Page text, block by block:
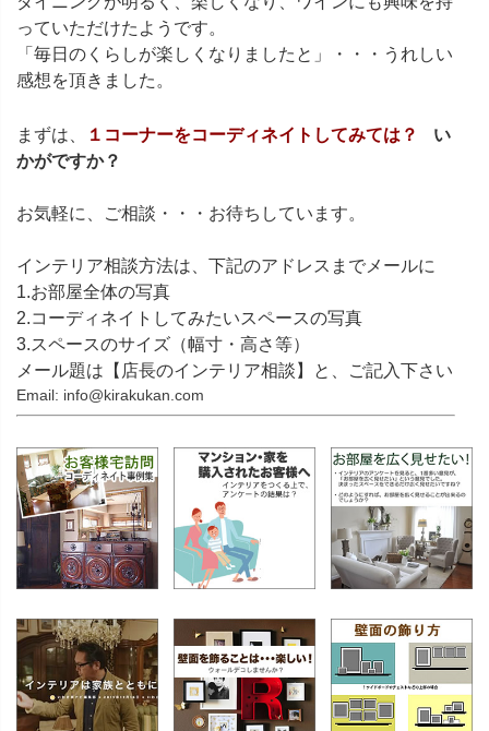
っていただけたようです。
「毎日のくらしが楽しくなりましたと」・・・うれしい
感想を頂きました。
まずは、 １コーナーをコーディネイトしてみては？
い
かがですか？
お気軽に、ご相談・・・お待ちしています。
インテリア相談方法は、下記のアドレスまでメールに
1.お部屋全体の写真
2.コーディネイトしてみたいスペースの写真
3.スペースのサイズ（幅寸・高さ等）
メール題は【店長のインテリア相談】と、ご記入下さい
Email: info@kirakukan.com
キーワード